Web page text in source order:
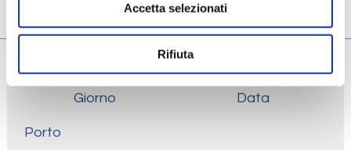
Accetta selezionati
Rifiuta
Giorno Data
Porto